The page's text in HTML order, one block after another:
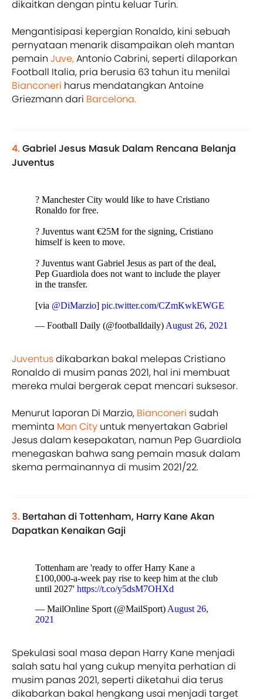
dikaitkan dengan pintu keluar Turin.
Mengantisipasi kepergian Ronaldo, kini sebuah
pernyataan menarik disampaikan oleh mantan
pemain Juve,Antonio Cabrini, seperti dilaporkan
Football Italia, pria berusia 63 tahun itu menilai
Bianconeri harus mendatangkan Antoine
Griezmann dari Barcelona.
4. Gabriel Jesus Masuk Dalam Rencana Belanja
Juventus
? Manchester City would like to have Cristiano
Ronaldo for free.
? Juventus want €25M for the signing, Cristiano
himself is keen to move.
? Juventus want Gabriel Jesus as part of the deal,
Pep Guardiola does not want to include the player
in the transfer.
[via @DiMarzio] pic.twitter.com/CZmKwkEWGE
— Football Daily (@footballdaily) August 26, 2021
Juventusdikabarkan bakal melepas Cristiano
Ronaldo di musim panas 2021, hal ini membuat
mereka mulai bergerak cepat mencari suksesor.
Menurut laporan Di Marzio, Bianconeri sudah
meminta Man City untuk menyertakan Gabriel
Jesus dalam kesepakatan, namun Pep Guardiola
menegaskan bahwa sang pemain masuk dalam
skema permainannya di musim 2021/22.
3. Bertahan di Tottenham, Harry Kane Akan
Dapatkan Kenaikan Gaji
Tottenham are 'ready to offer Harry Kane a
£100,000-a-week pay rise to keep him at the club
until 2027' https://t.co/y5dsM7OHXd
— MailOnline Sport (@MailSport) August 26,
2021
Spekulasi soal masa depan Harry Kane menjadi
salah satu hal yang cukup menyita perhatian di
musim panas 2021, seperti diketahui dia terus
dikabarkan bakal hengkang usai menjadi target